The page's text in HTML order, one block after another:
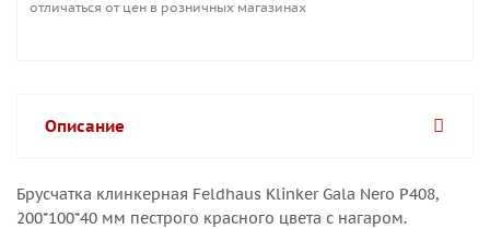
отличаться от цен в розничных магазинах
Описание
Брусчатка клинкерная Feldhaus Klinker Gala Nero Р408,
200*100*40 мм пестрого красного цвета с нагаром.